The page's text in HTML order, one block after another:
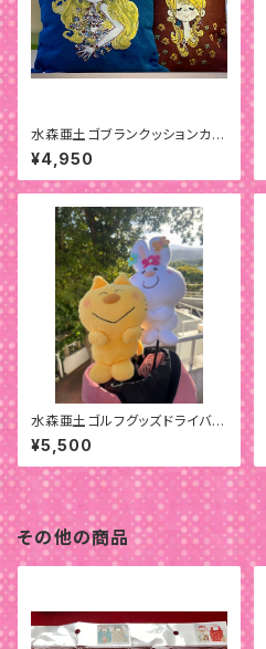
水森亜土ゴブランクッションカバ
ー
¥4,950
水森亜土ゴルフグッズドライバー
用ヘッドカバー
¥5,500
その他の商品